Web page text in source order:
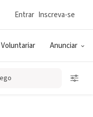
Voluntariar Anunciar
Entrar Inscreva-se